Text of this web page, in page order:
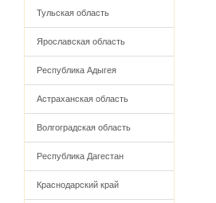
Тульская область
Ярославская область
Республика Адыгея
Астраханская область
Волгоградская область
Республика Дагестан
Краснодарский край